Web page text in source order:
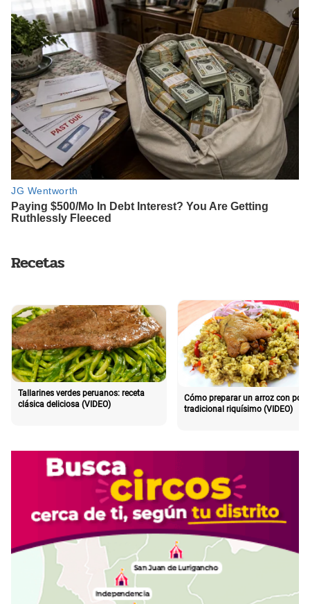
Recetas
Tallarines verdes peruanos: receta
clásica deliciosa (VIDEO)
Cómo preparar un arroz con pollo
tradicional riquísimo (VIDEO)